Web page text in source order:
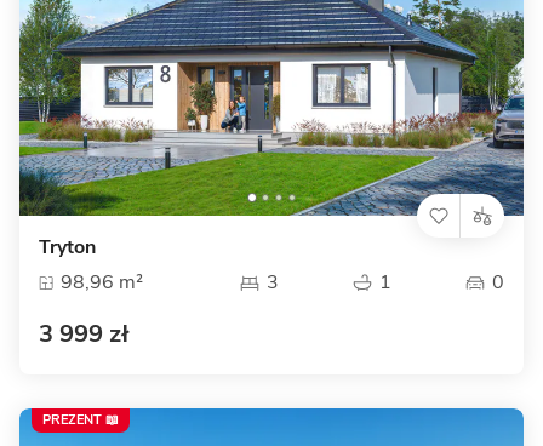
Tryton
98,96 m²
3 1 0
3 999 zł
PREZENT 📖